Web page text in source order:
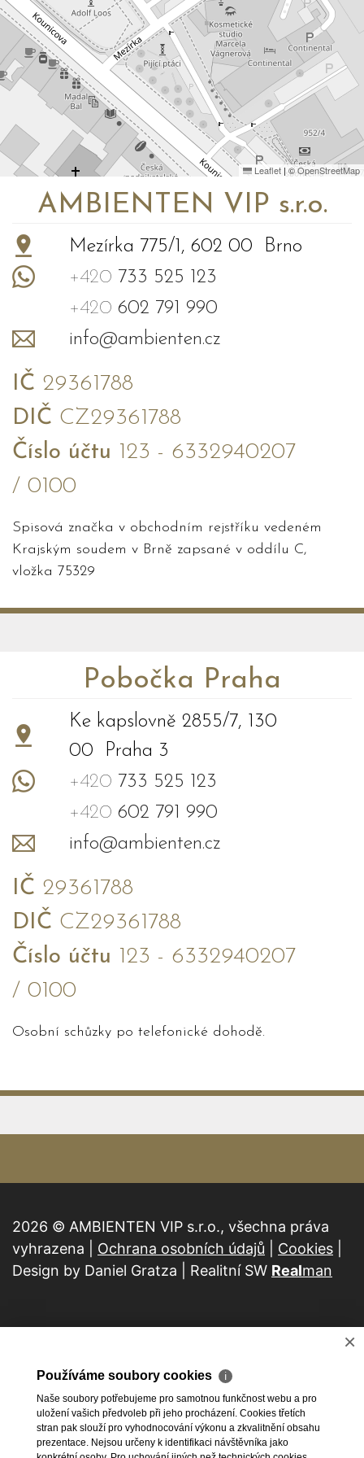
Leaflet | ©OpenStreetMap
AMBIENTEN VIP s.r.o.
Mezírka 775/1, 602 00 Brno
+420 733 525 123
+420 602 791 990
info@ambienten.cz
IČ 29361788
DIČ CZ29361788
Číslo účtu 123 - 6332940207
/ 0100
Spisová značka v obchodním rejstříku vedeném
Krajským soudem v Brně zapsané v oddílu C,
vložka 75329
Pobočka Praha
Ke kapslovně 2855/7, 130
00 Praha 3
+420 733 525 123
+420 602 791 990
info@ambienten.cz
IČ 29361788
DIČ CZ29361788
Číslo účtu 123 - 6332940207
/ 0100
Osobní schůzky po telefonické dohodě.
2026 © AMBIENTEN VIP s.r.o., všechna práva
vyhrazena | Ochrana osobních údajů Cookies
Design by Daniel Gratza | Realitní SW Realman
×
Používáme soubory cookies ℹ
Naše soubory potřebujeme pro samotnou funkčnost webu a pro
uložení vašich předvoleb při jeho procházení. Cookies třetích
stran pak slouží pro vyhodnocování výkonu a zkvalitnění obsahu
prezentace. Nejsou určeny k identifikaci návštěvníka jako